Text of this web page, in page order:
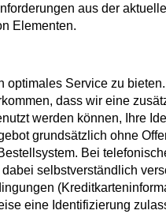
aus der
Elementen.
Service zu
dass wir eine
werden können, Ihre
grundsätzlich ohne
Bei
selbstverständlich
eine Identifizierung